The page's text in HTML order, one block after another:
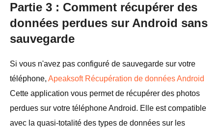
Partie 3 : Comment récupérer des
données perdues sur Android sans
sauvegarde
Si vous n'avez pas configuré de sauvegarde sur votre
téléphone, Apeaksoft Récupération de données Android
Cette application vous permet de récupérer des photos
perdues sur votre téléphone Android. Elle est compatible
avec la quasi-totalité des types de données sur les